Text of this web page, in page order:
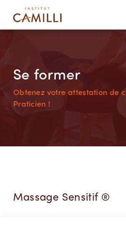
Se former
Obtenez votre attestation de
Praticien !
Massage Sensitif ®